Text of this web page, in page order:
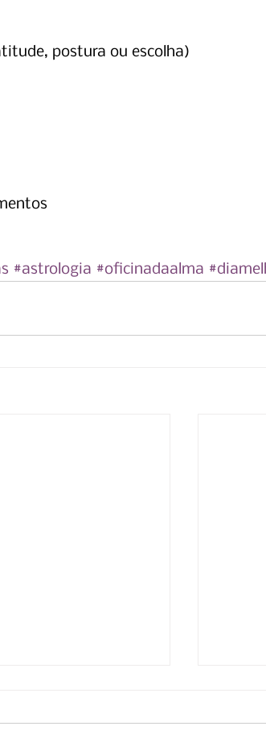
postura ou escolha)
#astrologia #oficinadaalma